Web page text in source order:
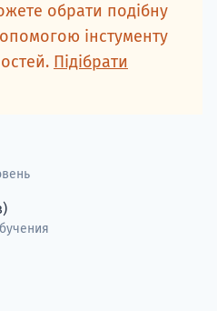
обрати подібну
інстументу
Підібрати